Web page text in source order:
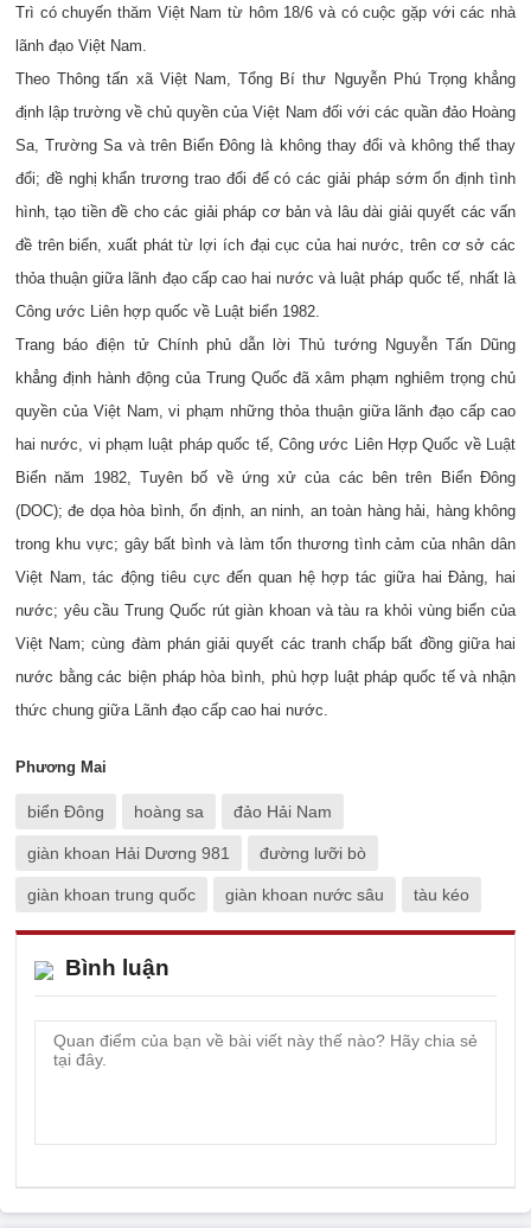
Trì có chuyến thăm Việt Nam từ hôm 18/6 và có cuộc gặp với các nhà
lãnh đạo Việt Nam.
Theo Thông tấn xã Việt Nam, Tổng Bí thư Nguyễn Phú Trọng khẳng
định lập trường về chủ quyền của Việt Nam đối với các quần đảo Hoàng
Sa, Trường Sa và trên Biển Đông là không thay đổi và không thể thay
đổi; đề nghị khẩn trương trao đổi để có các giải pháp sớm ổn định tình
hình, tạo tiền đề cho các giải pháp cơ bản và lâu dài giải quyết các vấn
đề trên biển, xuất phát từ lợi ích đại cục của hai nước, trên cơ sở các
thỏa thuận giữa lãnh đạo cấp cao hai nước và luật pháp quốc tế, nhất là
Công ước Liên hợp quốc về Luật biển 1982.
Trang báo điện tử Chính phủ dẫn lời Thủ tướng Nguyễn Tấn Dũng
khẳng định hành động của Trung Quốc đã xâm phạm nghiêm trọng chủ
quyền của Việt Nam, vi phạm những thỏa thuận giữa lãnh đạo cấp cao
hai nước, vi phạm luật pháp quốc tế, Công ước Liên Hợp Quốc về Luật
Biển năm 1982, Tuyên bố về ứng xử của các bên trên Biển Đông
(DOC); đe dọa hòa bình, ổn định, an ninh, an toàn hàng hải, hàng không
trong khu vực; gây bất bình và làm tổn thương tình cảm của nhân dân
Việt Nam, tác động tiêu cực đến quan hệ hợp tác giữa hai Đảng, hai
nước; yêu cầu Trung Quốc rút giàn khoan và tàu ra khỏi vùng biển của
Việt Nam; cùng đàm phán giải quyết các tranh chấp bất đồng giữa hai
nước bằng các biện pháp hòa bình, phù hợp luật pháp quốc tế và nhận
thức chung giữa Lãnh đạo cấp cao hai nước.
Phương Mai
biển Đông hoàng sa đảo Hải Nam
giàn khoan Hải Dương 981 đường lưỡi bò
giàn khoan trung quốc giàn khoan nước sâu tàu kéo
Bình luận